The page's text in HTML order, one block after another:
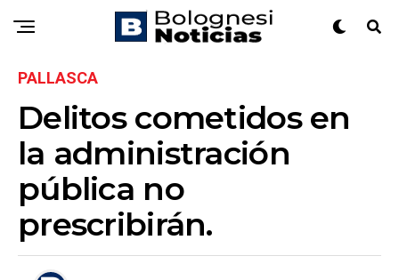
PALLASCA
Delitos cometidos en
la administración
pública no
prescribirán.